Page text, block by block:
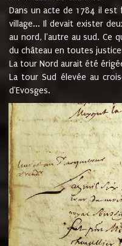
Dans un acte de 1784 il
village... Il devait exister
au nord, l'autre au sud. Ce
du château en toutes
La tour Nord aurait été
La tour Sud élevée au
d'Evosges.